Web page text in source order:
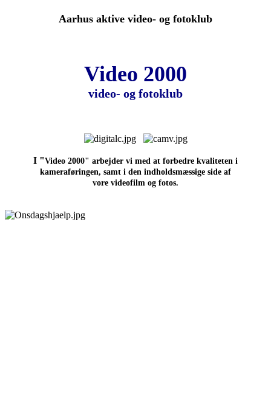
Aarhus aktive video- og fotoklub
Video 2000
video- og fotoklub
I "Video 2000" arbejder vi med at forbedre kvaliteten i
kameraføringen, samt i den indholdsmæssige side af
vore videofilm og fotos.